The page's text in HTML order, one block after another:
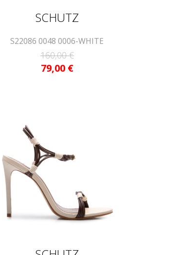
SCHUTZ
S22086 0048 0006-WHITE
160,00 €
79,00 €